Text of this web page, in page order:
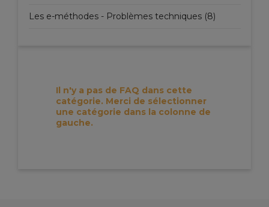
Les e-méthodes - Problèmes techniques (8)
Il n'y a pas de FAQ dans cette
catégorie. Merci de sélectionner
une catégorie dans la colonne de
gauche.